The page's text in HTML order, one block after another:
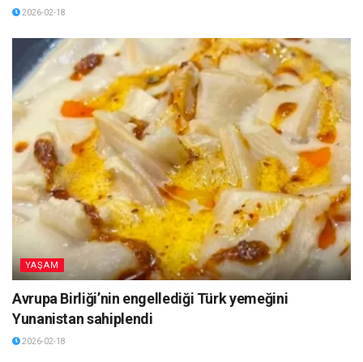
2026-02-18
YAŞAM
Avrupa Birliği’nin engellediği Türk yemeğini
Yunanistan sahiplendi
2026-02-18